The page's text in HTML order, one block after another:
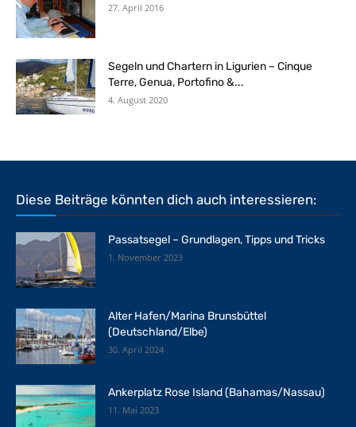
27. April 2016
Segeln und Chartern in Ligurien – Cinque
Terre, Genua, Portofino &...
4. August 2020
Diese Beiträge könnten dich auch interessieren:
Passatsegel – Grundlagen, Tipps und Tricks
1. November 2023
Alter Hafen/Marina Brunsbüttel
(Deutschland/Elbe)
30. April 2024
Ankerplatz Rose Island (Bahamas/Nassau)
11. Mai 2023